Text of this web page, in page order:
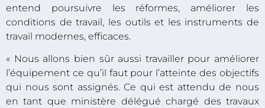
entend poursuivre les réformes, améliorer les
conditions de travail, les outils et les instruments de
travail modernes, efficaces.
« Nous allons bien sûr aussi travailler pour améliorer
l’équipement ce qu’il faut pour l’atteinte des objectifs
qui nous sont assignés. Ce qui est attendu de nous
en tant que ministère délégué chargé des travaux